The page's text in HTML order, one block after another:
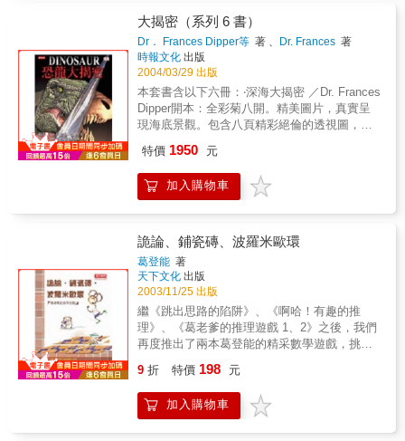
古怪事務的好奇心，並且讓你對這些「愈冷愈
有趣!」的知識，會心一笑。
大揭密（系列 6 書）
Dr． Frances Dipper等 著 、 Dr. Frances 著
時報文化 出版
2004/03/29 出版
本套書含以下六冊：‧深海大揭密 ／Dr. Frances
Dipper開本：全彩菊八開。精美圖片，真實呈
現海底景觀。包含八頁精彩絕倫的透視圖，鮮
的神祕面紗，看：＊鐵達尼號沉沒的秘密＊埃
及豔后的海底宮殿 ＊千奇百怪的深海生物 ＊滋
養生命的海底「煙囪」 專業攝影、特製圖片，
Dougal Dixon開本：全彩菊八開。精美圖片，
真實重現史前世界。 包含八頁精彩絕倫的透視
圖，鮮明生動地立體呈現洪荒世界的恐龍群
相。揭開久遠世紀的遺跡，看：＊兇殘的小異
特龍如何獵殺大恐龍＊威風凜凜，暴龍君臨大
地＊「進食機器」刺盾角龍的猙獰面貌 ＊傷齒
龍孵出蛋時的幼齒模樣 專業攝影、特製圖片，
引領你進入侏儸紀公園；專家執筆，讓你有如
親眼目睹史前各種恐龍！‧人體大揭密／Dr. Sue
最新科技造影，真實呈現人體的複雜構造。 包
含八頁精彩絕倫的透視圖，鮮明生動地立體呈
現人體的構造與功能。揭開一頁頁透視圖，
特價 1950 元
加入購物車
詭論、鋪瓷磚、波羅米歐環
葛登能 著
天下文化 出版
2003/11/25 出版
繼《跳出思路的陷阱》、《啊哈！有趣的推
理》、《葛老爹的推理遊戲 1、2》之後，我們
再度推出了兩本葛登能的精采數學遊戲，挑戰
40個數學遊戲！ 有位糊裡糊塗的銀行出納
員，在兌換布朗先生的支票時，把元和分搞錯
了。在元的部分他給了分，而分的數目他卻給
9 折 特價 198 元
加入購物車